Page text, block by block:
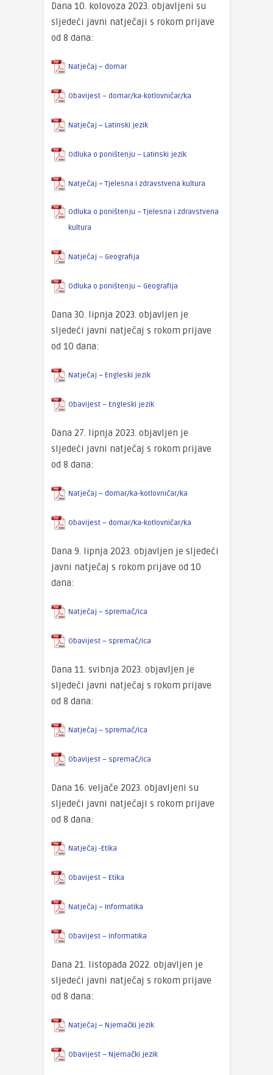
Dana 10. kolovoza 2023. objavljeni su
sljedeći javni natječaji s rokom prijave
od 8 dana:
Natječaj – domar
Obavijest – domar/ka-kotlovničar/ka
Natječaj – Latinski jezik
Odluka o poništenju – Latinski jezik
Natječaj – Tjelesna i zdravstvena kultura
Odluka o poništenju – Tjelesna i zdravstvena
kultura
Natječaj – Geografija
Odluka o poništenju – Geografija
Dana 30. lipnja 2023. objavljen je
sljedeći javni natječaj s rokom prijave
od 10 dana:
Natječaj – Engleski jezik
Obavijest – Engleski jezik
Dana 27. lipnja 2023. objavljen je
sljedeći javni natječaj s rokom prijave
od 8 dana:
Natječaj – domar/ka-kotlovničar/ka
Obavijest – domar/ka-kotlovničar/ka
Dana 9. lipnja 2023. objavljen je sljedeći
javni natječaj s rokom prijave od 10
dana:
Natječaj – spremač/ica
Obavijest – spremač/ica
Dana 11. svibnja 2023. objavljen je
sljedeći javni natječaj s rokom prijave
od 8 dana:
Natječaj – spremač/ica
Obavijest – spremač/ica
Dana 16. veljače 2023. objavljeni su
sljedeći javni natječaji s rokom prijave
od 8 dana:
Natječaj -Etika
Obavijest – Etika
Natječaj – Informatika
Obavijest – Informatika
Dana 21. listopada 2022. objavljen je
sljedeći javni natječaj s rokom prijave
od 8 dana:
Natječaj – Njemački jezik
Obavijest – Njemački jezik